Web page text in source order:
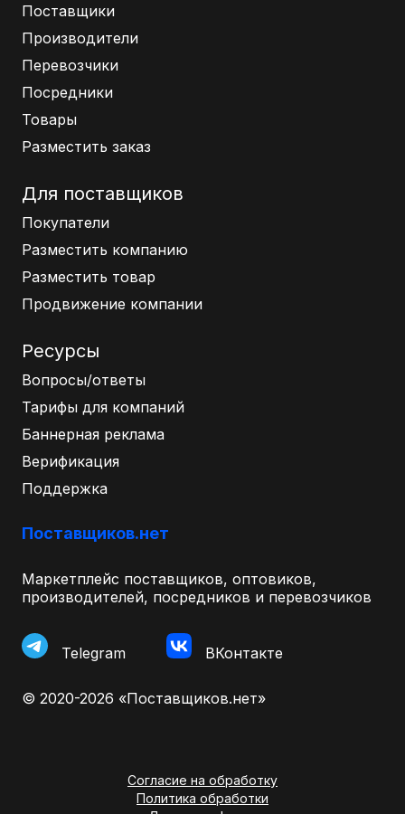
Поставщики
Производители
Перевозчики
Посредники
Товары
Разместить заказ
Для поставщиков
Покупатели
Разместить компанию
Разместить товар
Продвижение компании
Ресурсы
Вопросы/ответы
Тарифы для компаний
Баннерная реклама
Верификация
Поддержка
Поставщиков.нет
Маркетплейс поставщиков, оптовиков,
производителей, посредников и перевозчиков
Telegram ВКонтакте
© 2020-2026 «Поставщиков.нет»
Согласие на обработку
Политика обработки